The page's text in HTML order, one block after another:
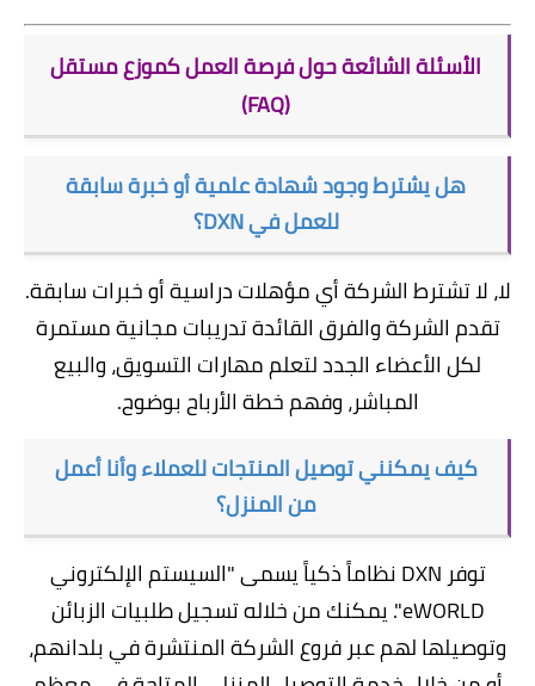
الأسئلة الشائعة حول فرصة العمل كموزع مستقل
(FAQ)
هل يشترط وجود شهادة علمية أو خبرة سابقة
للعمل في DXN؟
لا، لا تشترط الشركة أي مؤهلات دراسية أو خبرات سابقة.
تقدم الشركة والفرق القائدة تدريبات مجانية مستمرة
لكل الأعضاء الجدد لتعلم مهارات التسويق، والبيع
المباشر، وفهم خطة الأرباح بوضوح.
كيف يمكنني توصيل المنتجات للعملاء وأنا أعمل
من المنزل؟
توفر DXN نظاماً ذكياً يسمى "السيستم الإلكتروني
eWORLD". يمكنك من خلاله تسجيل طلبيات الزبائن
وتوصيلها لهم عبر فروع الشركة المنتشرة في بلدانهم،